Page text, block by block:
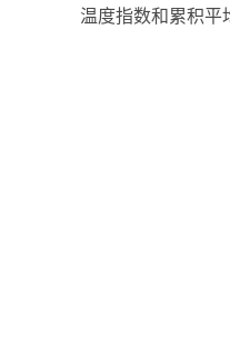
温度指数和累积平